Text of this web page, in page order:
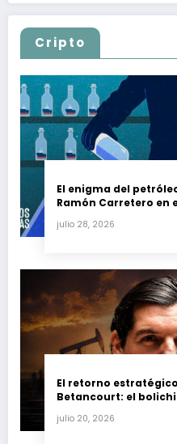
Cripto
El enigma del
Ramón Carretero en
julio 28, 2026
El retorno
Betancourt: el
petrolera venezolana
julio 20, 2026